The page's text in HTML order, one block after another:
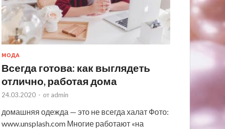
МОДА
Всегда готова: как выглядеть
отлично, работая дома
24.03.2020 - от admin
домашняя одежда — это не всегда халат Фото:
www.unsplash.com Многие работают «на